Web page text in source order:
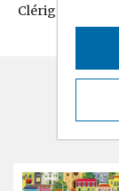
Clérigos, a